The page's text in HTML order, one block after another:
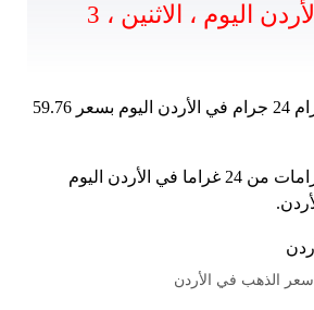
الذهب في الأردن اليوم ، الاثنين ، 3
• سعر الذهب هو 1 غرام 24 جرام في الأردن اليوم بسعر 59.76
• سعر الذهب هو 5 غرامات من 24 غراما في الأردن اليوم
سعر الذهب في الأردن